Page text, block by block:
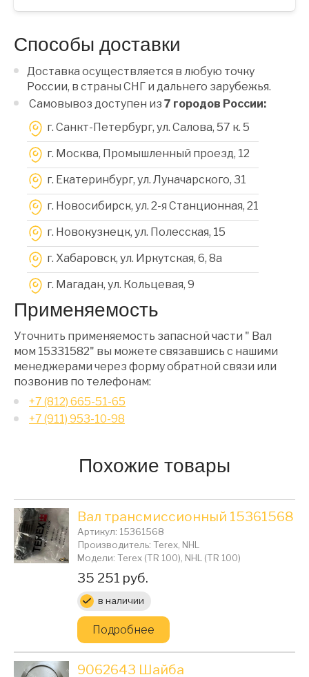
Способы доставки
Доставка осуществляется в любую точку
России, в страны СНГ и дальнего зарубежья.
Самовывоз доступен из 7 городов России:
г. Санкт-Петербург, ул. Салова, 57 к. 5
г. Москва, Промышленный проезд, 12
г. Екатеринбург, ул. Луначарского, 31
г. Новосибирск, ул. 2-я Станционная, 21
г. Новокузнецк, ул. Полесская, 15
г. Хабаровск, ул. Иркутская, 6, 8a
г. Магадан, ул. Кольцевая, 9
Применяемость
Уточнить применяемость запасной части " Вал
мом 15331582" вы можете связавшись с нашими
менеджерами через форму обратной связи или
позвонив по телефонам:
+7 (812) 665-51-65
+7 (911) 953-10-98
Похожие товары
Вал трансмиссионный 15361568
Артикул: 15361568
Производитель: Terex, NHL
Модели: Terex (TR 100), NHL (TR 100)
Цена:
35 251 руб.
в наличии
Подробнее
9062643 Шайба